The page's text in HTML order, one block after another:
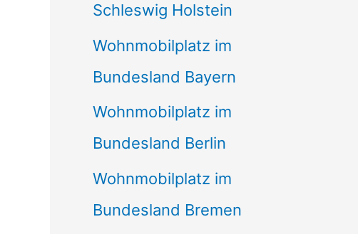
Schleswig Holstein
Wohnmobilplatz im
Bundesland Bayern
Wohnmobilplatz im
Bundesland Berlin
Wohnmobilplatz im
Bundesland Bremen